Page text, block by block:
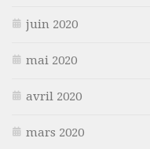
juin 2020
mai 2020
avril 2020
mars 2020